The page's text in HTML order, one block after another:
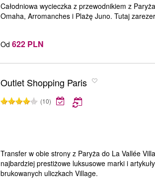
Całodniowa wycieczka z przewodnikiem z
Omaha, Arromanches i Plażę Juno. Tutaj
Od 622 PLN
Outlet Shopping Paris
(10)
Transfer w obie strony z Paryża do La Vallée
najbardziej prestiżowe luksusowe marki i
brukowanych uliczkach Village.